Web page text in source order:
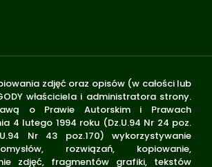
zdjęć oraz opisów (w całości lub
właściciela i administratora strony.
o Prawie Autorskim i Prawach
4 lutego 1994 roku (Dz.U.94 Nr 24 poz.
Nr 43 poz.170) wykorzystywanie
rozwiązań, kopiowanie,
zdjęć, fragmentów grafiki, tekstów